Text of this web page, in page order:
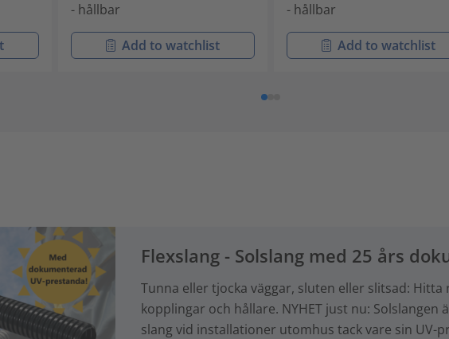
- hållbar
Add to watchlist
- hållbar
Add to watchlist
Flexslang - Solslang med 25 års
Tunna eller tjocka väggar, sluten eller slitsad:
kopplingar och hållare. NYHET just nu: Solslangen
slang vid installationer utomhus tack vare sin UV-